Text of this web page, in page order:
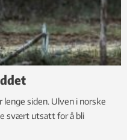
siden. Ulven i norske
svært utsatt for å bli